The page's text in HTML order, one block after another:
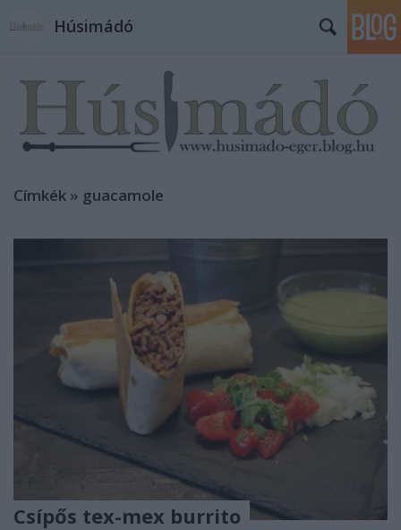
Húsimádó
Címkék » guacamole
Csípős tex-mex burrito